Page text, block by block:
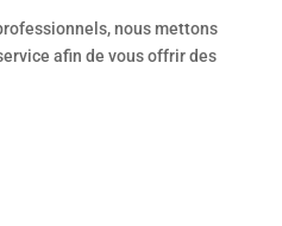
nous mettons
afin de vous offrir des